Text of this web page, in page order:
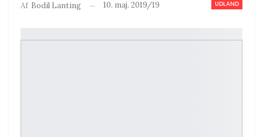
UDLAND
Af Bodil Lanting 10. maj. 2019/19